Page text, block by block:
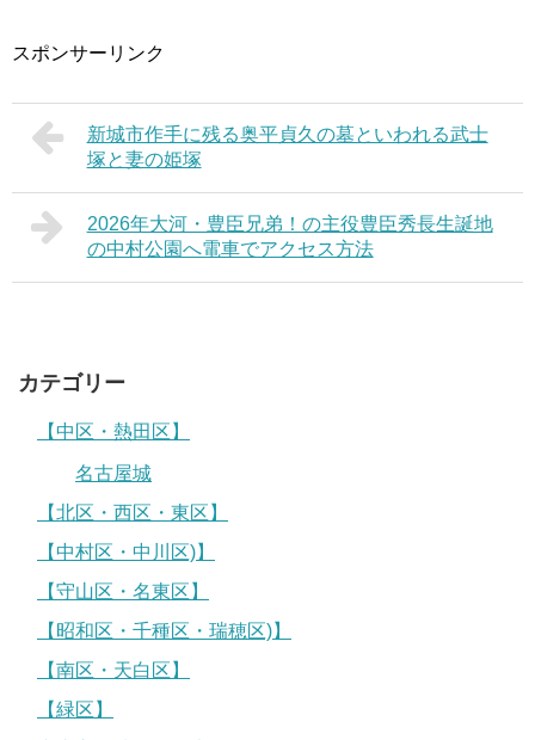
スポンサーリンク
新城市作手に残る奥平貞久の墓といわれる武士
塚と妻の姫塚
2026年大河・豊臣兄弟！の主役豊臣秀長生誕地
の中村公園へ電車でアクセス方法
カテゴリー
【中区・熱田区】
名古屋城
【北区・西区・東区】
【中村区・中川区)】
【守山区・名東区】
【昭和区・千種区・瑞穂区)】
【南区・天白区】
【緑区】